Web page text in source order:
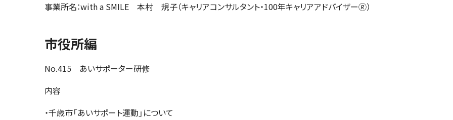
事業所名：with a SMILE 本村 規子（キャリアコンサルタント・100年キャリアアドバイザー🄬）
市役所編
No.415 あいサポーター研修
内容
・千歳市「あいサポート運動」について